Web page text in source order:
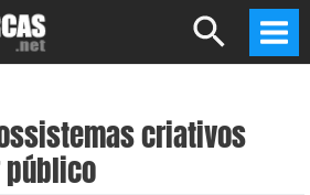
Search
criativos